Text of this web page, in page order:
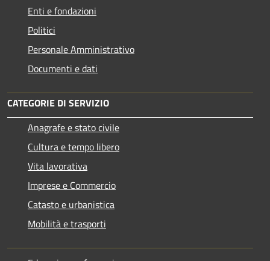
Enti e fondazioni
Politici
Personale Amministrativo
Documenti e dati
CATEGORIE DI SERVIZIO
Anagrafe e stato civile
Cultura e tempo libero
Vita lavorativa
Imprese e Commercio
Catasto e urbanistica
Mobilità e trasporti